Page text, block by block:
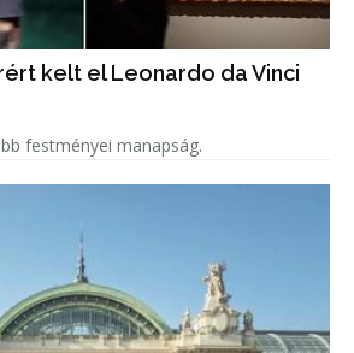
kelt el Leonardo da Vinci
festményei manapság.